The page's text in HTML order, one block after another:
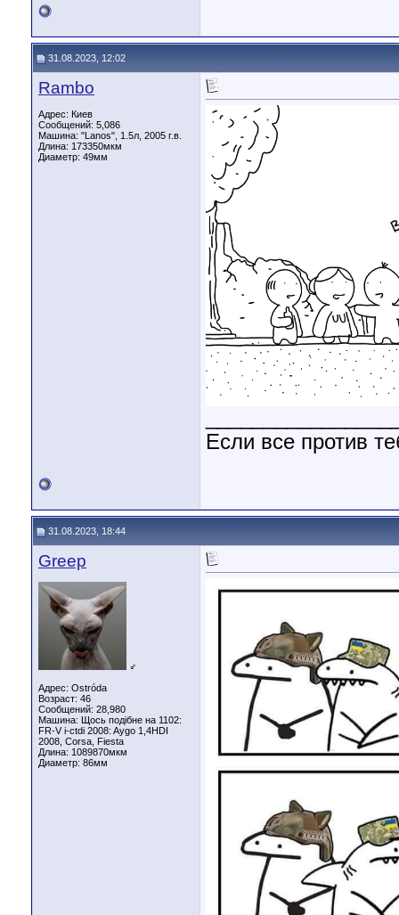
31.08.2023, 12:02
Rambo
Адрес: Киев
Сообщений: 5,086
Машина: "Lanos", 1.5л, 2005 г.в.
Длина: 173350мкм
Диаметр: 49мм
Если все против
31.08.2023, 18:44
Greep
♂
Адрес: Ostróda
Возраст: 46
Сообщений: 28,980
Машина: Щось подібне на 1102:
FR-V i-ctdi 2008: Aygo 1,4HDI
2008, Corsa, Fiesta
Длина: 1089870мкм
Диаметр: 86мм